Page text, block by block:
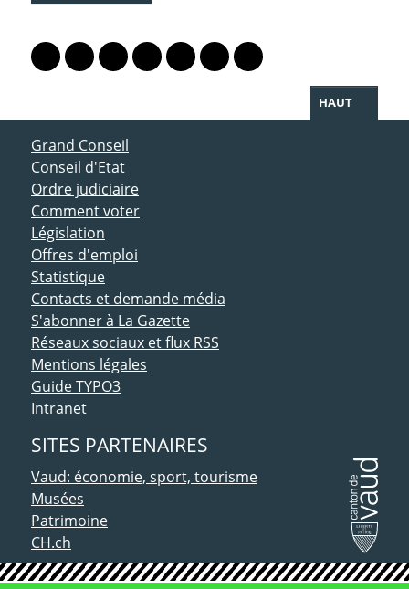
Lien vers le profil Mastodon
Lien vers le profil Bluesky
Lien vers le profil Instagram
Lien vers le profil Linkedin
Lien vers le profil Facebook
Lien vers le profil Twitter
Partager par WhatsApp
HAUT
ACCÈS DIRECT
Grand Conseil
Conseil d'Etat
Ordre judiciaire
Comment voter
Législation
Offres d'emploi
Statistique
Contacts et demande média
S'abonner à La Gazette
Réseaux sociaux et flux RSS
Mentions légales
Guide TYPO3
Intranet
SITES PARTENAIRES
Vaud: économie, sport, tourisme
Musées
Patrimoine
CH.ch